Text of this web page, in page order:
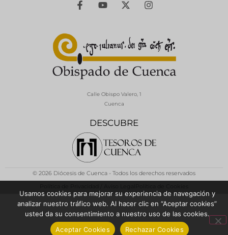
DESCUBRE
Calle Obispo Valero, 1
Cuenca
© 2026 Diócesis de Cuenca - Todos los derechos reservados
Usamos cookies para mejorar su experiencia de navegación y
analizar nuestro tráfico web. Al hacer clic en “Aceptar cookies”
usted da su consentimiento a nuestro uso de las cookies.
Aceptar Cookies
Rechazar Cookies